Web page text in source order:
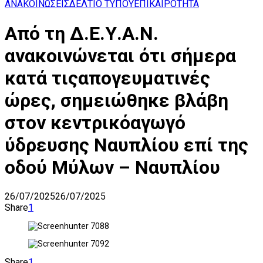
ΑΝΑΚΟΙΝΩΣΕΙΣΔΕΛΤΙΟ ΤΥΠΟΥΕΠΙΚΑΙΡΟΤΗΤΑ
Από τη Δ.Ε.Υ.Α.Ν.
ανακοινώνεται ότι σήμερα
κατά τιςαπογευματινές
ώρες, σημειώθηκε βλάβη
στον κεντρικόαγωγό
ύδρευσης Ναυπλίου επί της
οδού Μύλων – Ναυπλίου
26/07/202526/07/2025
Share1